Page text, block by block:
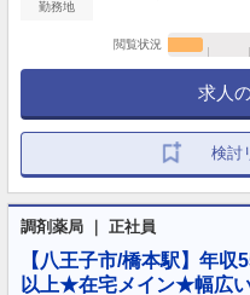
勤務地
閲覧状況
求人
検討
調剤薬局 ｜ 正社員
【八王子市/橋本駅】年
以上★在宅メイン★幅広